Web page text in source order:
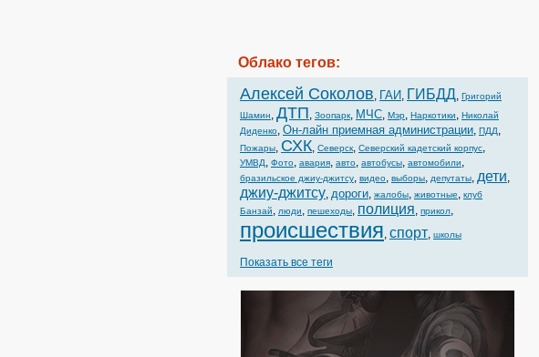
Облако тегов:
Алексей Соколов, ГАИ, ГИБДД, Григорий
Шамин, ДТП, Зоопарк, МЧС, Мэр, Наркотики, Николай
Диденко, Он-лайн приемная администрации, ПДД,
Пожары, СХК, Северск, Северский кадетский корпус,
УМВД, Фото, авария, авто, автобусы, автомобили,
бразильское джиу-джитсу, видео, выборы, депутаты, дети,
джиу-джитсу, дороги, жалобы, животные, клуб
Банзай, люди, пешеходы, полиция, прикол,
происшествия, спорт, школы
Показать все теги